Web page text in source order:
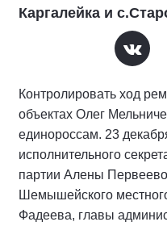
Каргалейка и
Контролировать ход
объектах Олег
единороссам. 23
исполнительного
партии Алены
Шемышейского
Фадеева, главы